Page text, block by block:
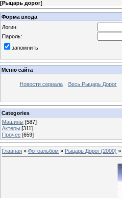
[Рыцарь дорог]
Форма входа
Логин:
Пароль:
запомнить
Меню сайта
Новости сериала Весь Рыцарь Дорог
Categories
Машины [587]
Актеры [311]
Прочее [659]
Главная » Фотоальбом » Рыцарь Дорог (2000) »